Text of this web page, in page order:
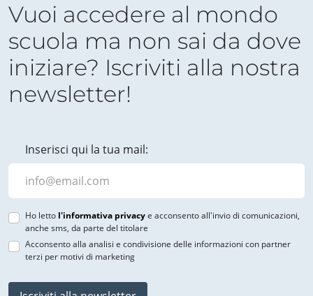
Vuoi accedere al mondo
scuola ma non sai da dove
iniziare? Iscriviti alla nostra
newsletter!
Inserisci qui la tua mail:
Ho letto l'informativa privacye acconsento all'invio di comunicazioni,
anche sms, da parte del titolare
Acconsento alla analisi e condivisione delle informazioni con partner
terzi per motivi di marketing